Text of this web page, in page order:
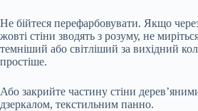
Не бійтеся перефарбовувати. Якщо
жовті стіни зводять з розуму, не
темніший або світліший за вихідний
простіше.
Або закрийте частину стіни
дзеркалом, текстильним панно.